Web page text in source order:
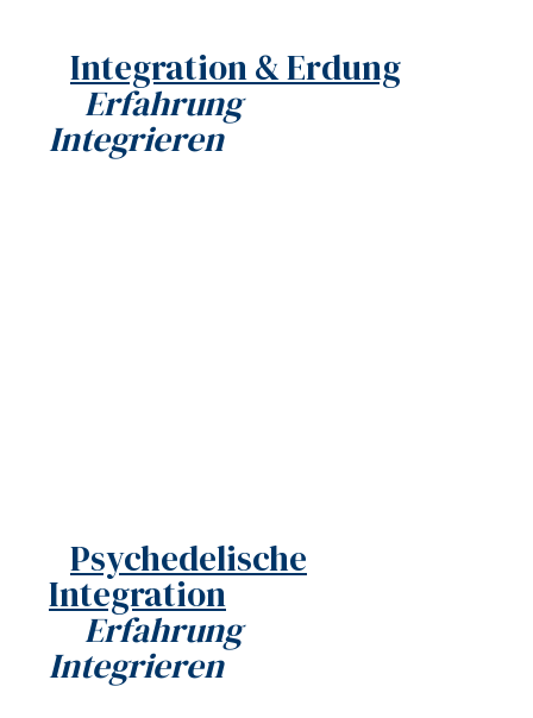
Integration & Erdung
Erfahrung
Integrieren
Psychedelische
Integration
Erfahrung
Integrieren